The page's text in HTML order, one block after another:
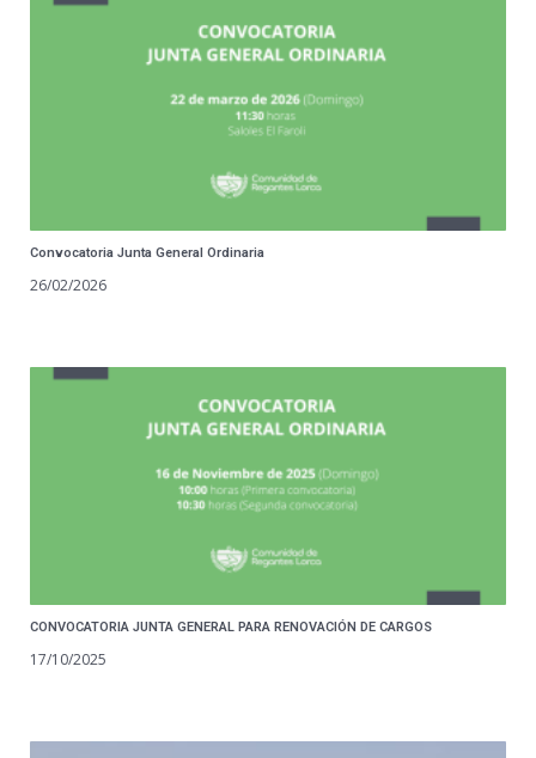
Convocatoria Junta General Ordinaria
26/02/2026
CONVOCATORIA JUNTA GENERAL PARA RENOVACIÓN DE CARGOS
17/10/2025